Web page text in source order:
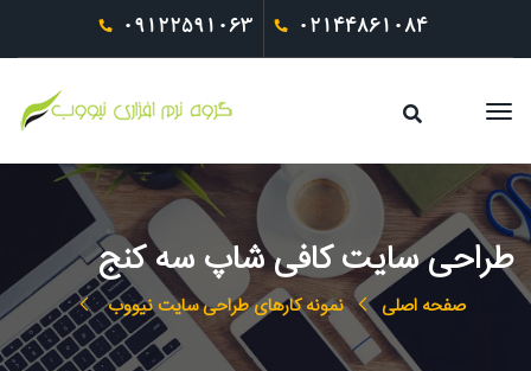
09122591063 02144861084
طراحی سایت کافی شاپ سه کنج
صفحه اصلی نمونه کارهای طراحی سایت نیووب